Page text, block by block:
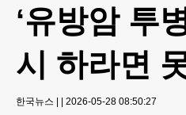
‘유방암 투
시 하라면
한국뉴스 | | 2026-05-28 08:50:27